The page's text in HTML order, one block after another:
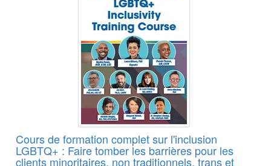
Cours de formation complet sur l'inclusion
LGBTQ+ : Faire tomber les barrières pour les
clients minoritaires, non traditionnels, trans et